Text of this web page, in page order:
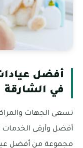
أفضل
في الشارقة
تسعى الجهات
أفضل وأرقى الخدمات
مجموعة من أفضل